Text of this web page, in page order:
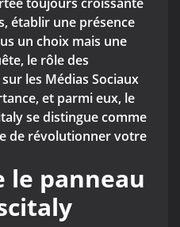
établir une présence
un choix mais une
le rôle des
les Médias Sociaux
et parmi eux, le
se distingue comme
de révolutionner votre
le panneau